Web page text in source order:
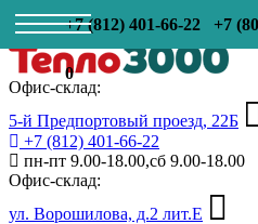
+7 (812) 401-66-22 +7
0
Офис-склад:
5-й Предпортовый проезд, 22Б
+7 (812) 401-66-22
пн-пт 9.00-18.00,сб 9.00-18.00
Офис-склад:
ул. Ворошилова, д.2 лит.Е